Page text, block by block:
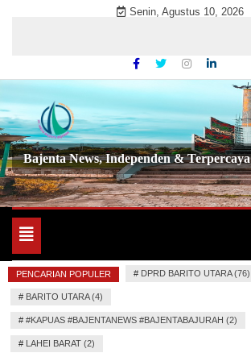
Senin, Agustus 10, 2026
Bajenta News, Independen & Terpercaya
Toggle
navigation
PENCARIAN POPULER # DPRD BARITO UTARA (76)
# BARITO UTARA (4)
# #KAPUAS #BAJENTANEWS #BAJENTABAJURAH (2)
# LAHEI BARAT (2)